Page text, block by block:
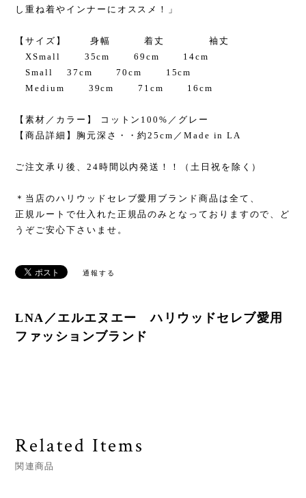
し重ね着やインナーにオススメ！」
【サイズ】 身幅 着丈 袖丈
XSmall 35cm 69cm 14cm
Small 37cm 70cm 15cm
Medium 39cm 71cm 16cm
【素材／カラー】 コットン100%／グレー
【商品詳細】胸元深さ・・約25cm／Made in LA
ご注文承り後、24時間以内発送！！（土日祝を除く）
＊当店のハリウッドセレブ愛用ブランド商品は全て、
正規ルートで仕入れた正規品のみとなっておりますので、ど
うぞご安心下さいませ。
通報する
LNA／エルエヌエー ハリウッドセレブ愛用
ファッションブランド
Related Items
関連商品